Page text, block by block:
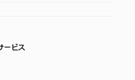
ービス